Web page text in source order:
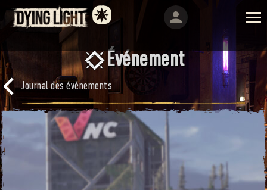
Événement
Journal des événements